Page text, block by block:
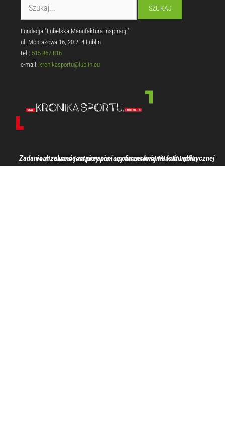
Fundacja "Lubelska Manufaktura Inspiracji"
ul. Montażowa 16, 20-214 Lublin
tel.: 515 867 816
e-mail: kronikasportu@lublin.eu
Zadanie w zakresie wspierania i upowszechniania kultury fizycznej realizowane jest przy pomocy finansowej Miasta Lublin